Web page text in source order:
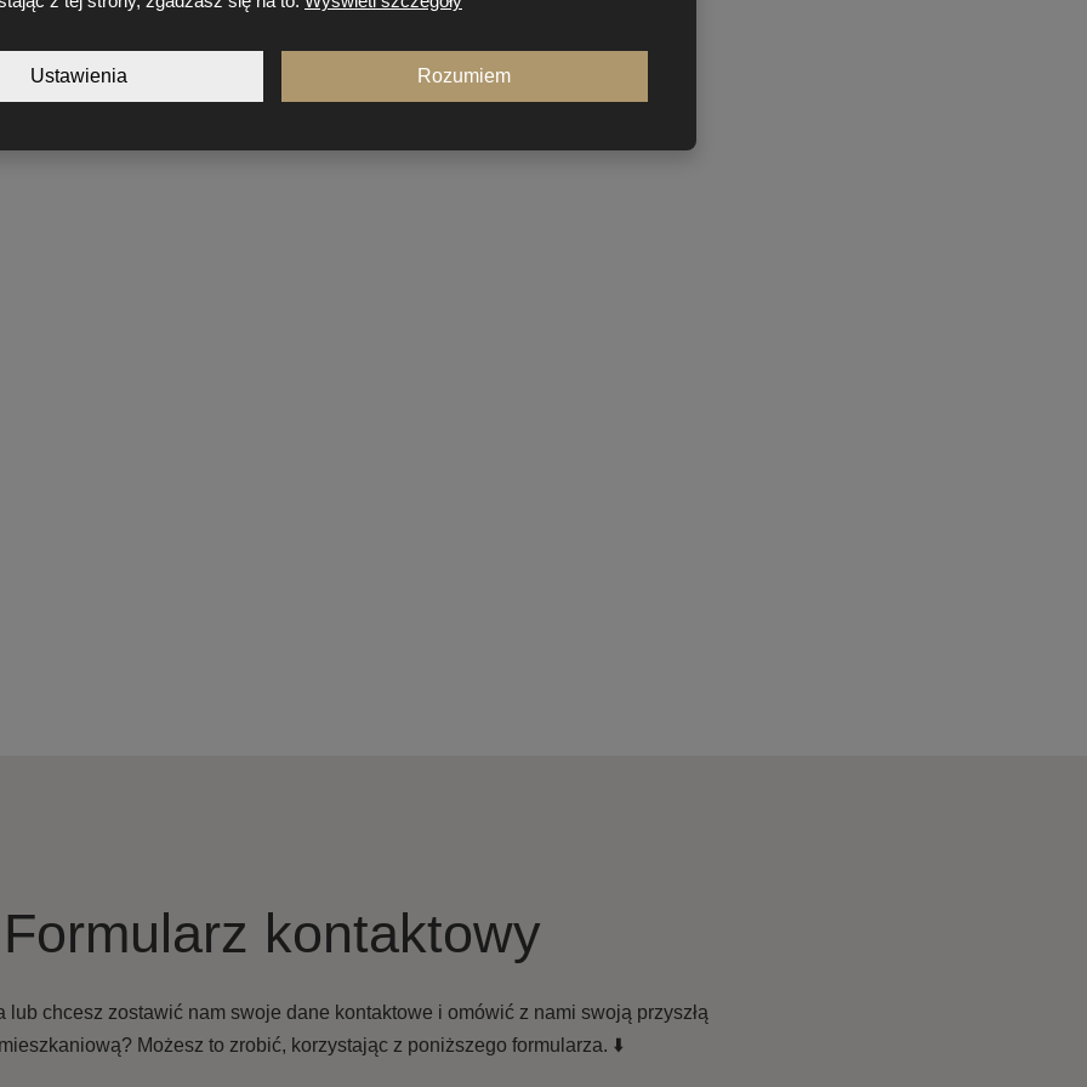
Formularz kontaktowy
lub chcesz zostawić nam swoje dane kontaktowe i omówić z nami swoją przyszłą
Możesz to zrobić, korzystając z poniższego formularza. ⬇️
Ustawienia Rozumiem